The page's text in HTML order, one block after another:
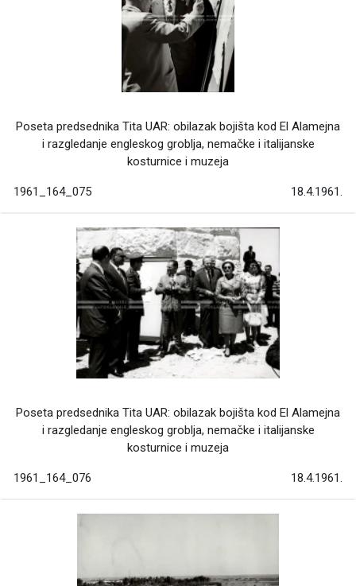
Poseta predsednika Tita UAR: obilazak bojišta kod El Alamejna
i razgledanje engleskog groblja, nemačke i italijanske
kosturnice i muzeja
1961_164_075 18.4.1961.
Poseta predsednika Tita UAR: obilazak bojišta kod El Alamejna
i razgledanje engleskog groblja, nemačke i italijanske
kosturnice i muzeja
1961_164_076 18.4.1961.